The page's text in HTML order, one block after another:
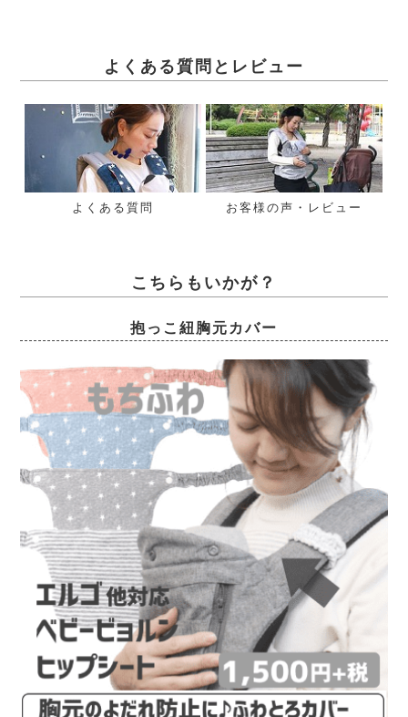
よくある質問とレビュー
よくある質問 お客様の声・レビュー
こちらもいかが？
抱っこ紐胸元カバー